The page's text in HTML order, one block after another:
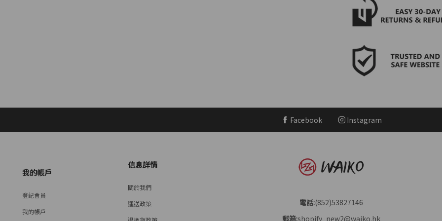
Facebook Instagram
我的帳戶
登記會員
我的帳戶
信息詳情
關於我們
運送政策
電話:(852)53827146
郵箱:shopify_new2@waiko.hk